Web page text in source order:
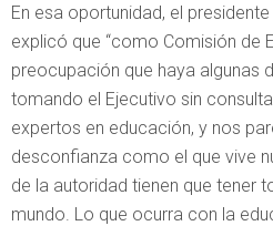
En esa oportunidad, el
explicó que “como Comisión de
preocupación que haya algunas
tomando el Ejecutivo sin
expertos en educación, y nos
desconfianza como el que vive
de la autoridad tienen que tener
mundo. Lo que ocurra con la